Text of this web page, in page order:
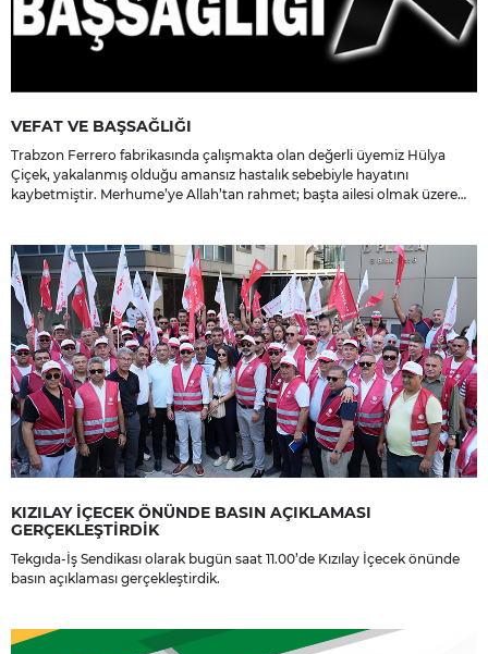
VEFAT VE BAŞSAĞLIĞI
Trabzon Ferrero fabrikasında çalışmakta olan değerli üyemiz Hülya
Çiçek, yakalanmış olduğu amansız hastalık sebebiyle hayatını
kaybetmiştir. Merhume’ye Allah’tan rahmet; başta ailesi olmak üzere
KIZILAY İÇECEK ÖNÜNDE BASIN AÇIKLAMASI
GERÇEKLEŞTİRDİK
Tekgıda-İş Sendikası olarak bugün saat 11.00’de Kızılay İçecek önünde
basın açıklaması gerçekleştirdik.